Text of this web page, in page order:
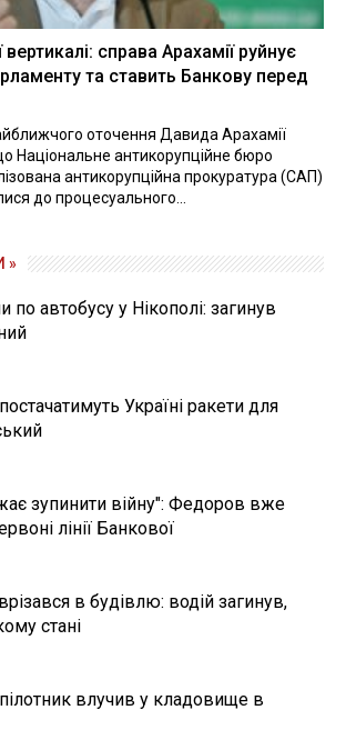
вертикалі: справа Арахамії руйнує
та ставить Банкову перед
оточення Давида Арахамії
Національне антикорупційне бюро
антикорупційна прокуратура (САП)
до процесуального...
»
по автобусу у Нікополі: загинув
Україні ракети для
зупинити війну": Федоров вже
лінії Банкової
в будівлю: водій загинув,
стані
влучив у кладовище в